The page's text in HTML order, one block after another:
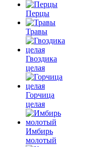
Перцы
Травы
Гвоздика
целая
Горчица
целая
Имбирь
молотый